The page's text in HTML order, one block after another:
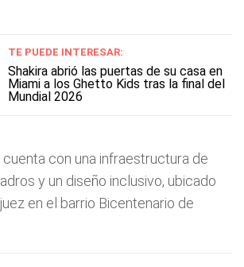
TE PUEDE INTERESAR:
Shakira abrió las puertas de su casa en
Miami a los Ghetto Kids tras la final del
Mundial 2026
con una infraestructura de
y un diseño inclusivo, ubicado
en el barrio Bicentenario de